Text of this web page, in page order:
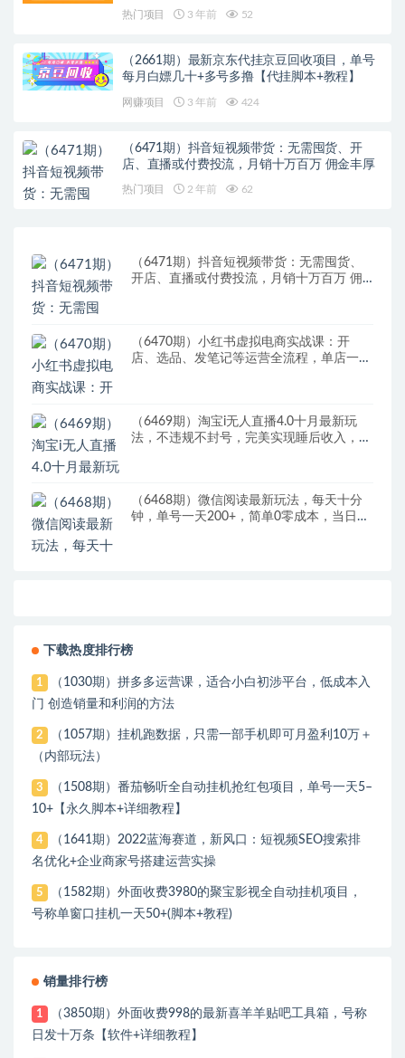
热门项目 3 年前 52
（2661期）最新京东代挂京豆回收项目，单号
每月白嫖几十+多号多撸【代挂脚本+教程】
网赚项目 3 年前 424
（6471期）抖音短视频带货：无需囤货、开
店、直播或付费投流，月销十万百万 佣金丰厚
热门项目 2 年前 62
（6471期）抖音短视频带货：无需囤货、
开店、直播或付费投流，月销十万百万 佣
（6470期）小红书虚拟电商实战课：开
店、选品、发笔记等运营全流程，单店一天
（6469期）淘宝i无人直播4.0十月最新玩
法，不违规不封号，完美实现睡后收入，日
（6468期）微信阅读最新玩法，每天十分
钟，单号一天200+，简单0零成本，当日提
下载热度排行榜
1
（1030期）拼多多运营课，适合小白初涉平台，低成本入
门 创造销量和利润的方法
2
（1057期）挂机跑数据，只需一部手机即可月盈利10万＋
（内部玩法）
3
（1508期）番茄畅听全自动挂机抢红包项目，单号一天5–
10+【永久脚本+详细教程】
4
（1641期）2022蓝海赛道，新风口：短视频SEO搜索排
名优化+企业商家号搭建运营实操
5
（1582期）外面收费3980的聚宝影视全自动挂机项目，
号称单窗口挂机一天50+(脚本+教程)
销量排行榜
1
（3850期）外面收费998的最新喜羊羊贴吧工具箱，号称
日发十万条【软件+详细教程】